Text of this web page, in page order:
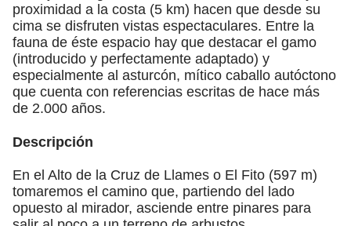
proximidad a la costa (5 km) hacen que desde su
cima se disfruten vistas espectaculares. Entre la
fauna de éste espacio hay que destacar el gamo
(introducido y perfectamente adaptado) y
especialmente al asturcón, mítico caballo autóctono
que cuenta con referencias escritas de hace más
de 2.000 años.
Descripción
En el Alto de la Cruz de Llames o El Fito (597 m)
tomaremos el camino que, partiendo del lado
opuesto al mirador, asciende entre pinares para